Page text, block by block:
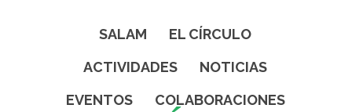
SALAM
EL CÍRCULO
ACTIVIDADES
NOTICIAS
EVENTOS
COLABORACIONES